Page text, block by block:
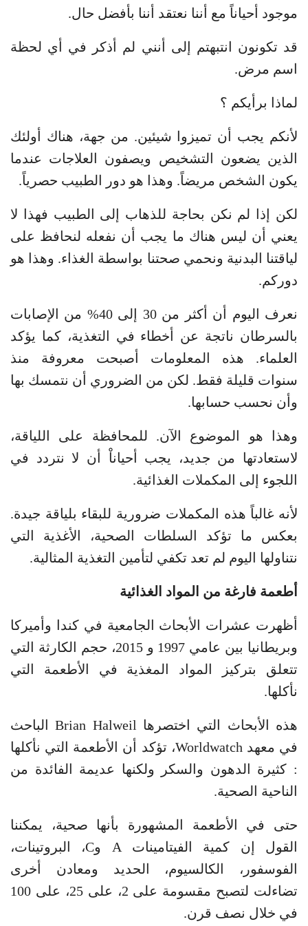
موجود أحياناً مع أننا نعتقد أننا بأفضل حال.
قد تكونون انتبهتم إلى أنني لم أذكر في أي لحظة
اسم مرض.
لماذا برأيكم ؟
لأنكم يجب أن تميزوا شيئين. من جهة، هناك أولئك
الذين يضعون التشخيص ويصفون العلاجات عندما
يكون الشخص مريضاً. وهذا هو دور الطبيب حصرياً.
لكن إذا لم نكن بحاجة للذهاب إلى الطبيب فهذا لا
يعني أن ليس هناك ما يجب أن نفعله لنحافظ على
لياقتنا البدنية ونحمي صحتنا بواسطة الغذاء. وهذا هو
دوركم.
نعرف اليوم أن أكثر من 30 إلى 40% من الإصابات
بالسرطان ناتجة عن أخطاء في التغذية، كما يؤكد
العلماء. هذه المعلومات أصبحت معروفة منذ
سنوات قليلة فقط. لكن من الضروري أن نتمسك بها
وأن نحسب حسابها.
وهذا هو الموضوع الآن. للمحافظة على اللياقة،
لاستعادتها من جديد، يجب أحياناْ أن لا نتردد في
اللجوء إلى المكملات الغذائية.
لأنه غالباً هذه المكملات ضرورية للبقاء بلياقة جيدة.
بعكس ما تؤكد السلطات الصحية، الأغذية التي
نتناولها اليوم لم تعد تكفي لتأمين التغذية المثالية.
أطعمة فارغة من المواد الغذائية
أظهرت عشرات الأبحاث الجامعية في كندا وأميركا
وبريطانيا بين عامي 1997 و 2015، حجم الكارثة التي
تتعلق بتركيز المواد المغذية في الأطعمة التي
نأكلها.
هذه الأبحاث التي اختصرها Brian Halweil الباحث
في معهد Worldwatch، تؤكد أن الأطعمة التي نأكلها
: كثيرة الدهون والسكر ولكنها عديمة الفائدة من
الناحية الصحية.
حتى في الأطعمة المشهورة بأنها صحية، يمكننا
القول إن كمية الفيتامينات A وC، البروتينات،
الفوسفور، الكالسيوم، الحديد ومعادن أخرى
تضاءلت لتصبح مقسومة على 2، على 25، على 100
في خلال نصف قرن.